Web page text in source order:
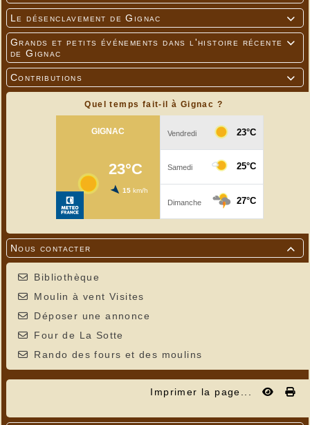

Le désenclavement de Gignac

Grands et petits événements dans l'histoire récente
de Gignac

Contributions
Quel temps fait-il à Gignac ?

Nous contacter
Bibliothèque
Moulin à vent Visites
Déposer une annonce
Four de La Sotte
Rando des fours et des moulins
Imprimer la page...